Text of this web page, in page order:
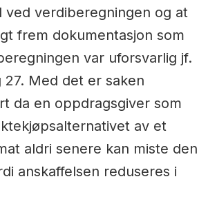
ved verdiberegningen og at
frem dokumentasjon som
var uforsvarlig jf.
27. Med det er saken
da en oppdragsgiver som
av et
aldri senere kan miste den
anskaffelsen reduseres i